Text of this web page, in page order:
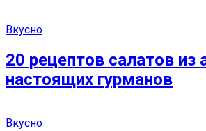
Вкусно
20 рецептов салатов из
настоящих гурманов
Вкусно